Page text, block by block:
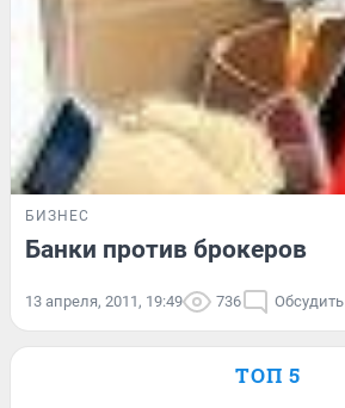
БИЗНЕС
Банки против брокеров
13 апреля, 2011, 19:49 736 Обсудить
ТОП 5